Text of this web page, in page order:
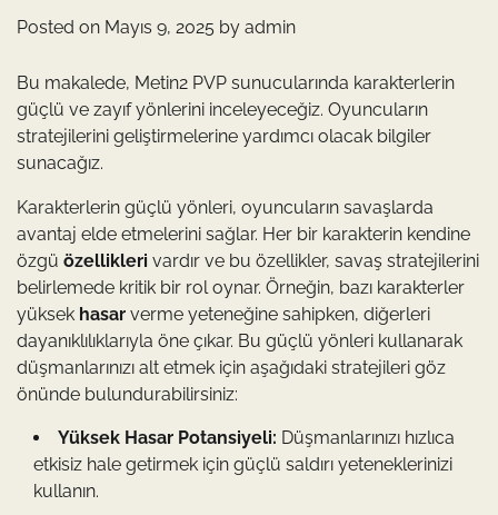
Posted on Mayıs 9, 2025 by admin
Bu makalede, Metin2 PVP sunucularında karakterlerin
güçlü ve zayıf yönlerini inceleyeceğiz. Oyuncuların
stratejilerini geliştirmelerine yardımcı olacak bilgiler
sunacağız.
Karakterlerin güçlü yönleri, oyuncuların savaşlarda
avantaj elde etmelerini sağlar. Her bir karakterin kendine
özgü özellikleri vardır ve bu özellikler, savaş stratejilerini
belirlemede kritik bir rol oynar. Örneğin, bazı karakterler
yüksek hasar verme yeteneğine sahipken, diğerleri
dayanıklılıklarıyla öne çıkar. Bu güçlü yönleri kullanarak
düşmanlarınızı alt etmek için aşağıdaki stratejileri göz
önünde bulundurabilirsiniz:
Yüksek Hasar Potansiyeli: Düşmanlarınızı hızlıca
etkisiz hale getirmek için güçlü saldırı yeteneklerinizi
kullanın.